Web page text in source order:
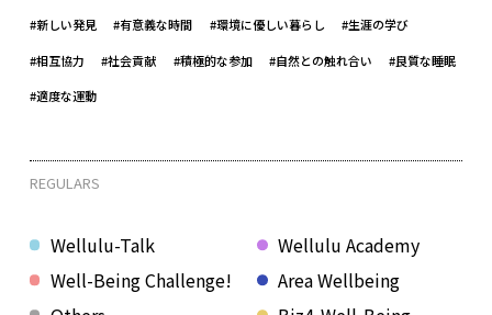
#新しい発見 #有意義な時間 #環境に優しい暮らし #生涯の学び
#相互協力 #社会貢献 #積極的な参加 #自然との触れ合い #良質な睡眠
#適度な運動
REGULARS
Wellulu-Talk
Well-Being Challenge!
Wellulu Academy
Area Wellbeing